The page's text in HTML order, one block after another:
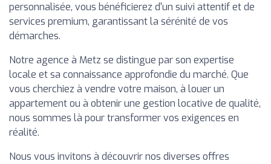
personnalisée, vous bénéficierez d'un suivi attentif et de
services premium, garantissant la sérénité de vos
démarches.
Notre agence à Metz se distingue par son expertise
locale et sa connaissance approfondie du marché. Que
vous cherchiez à vendre votre maison, à louer un
appartement ou à obtenir une gestion locative de qualité,
nous sommes là pour transformer vos exigences en
réalité.
Nous vous invitons à découvrir nos diverses offres